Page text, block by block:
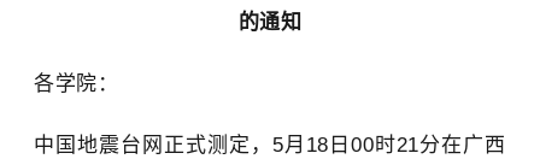
的通知
各学院：
中国地震台网正式测定，5月18日00时21分在广西